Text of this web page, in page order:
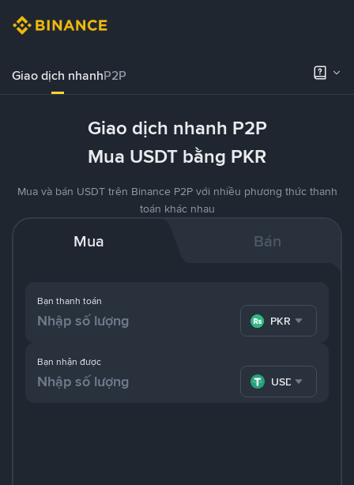
Giao dịch nhanhP2P
Giao dịch nhanh P2P
Mua USDT bằng PKR
Mua và bán USDT trên Binance P2P với nhiều phương thức thanh
toán khác nhau
Mua Bán
Bạn thanh toán
PKR
Bạn nhận được
USDT